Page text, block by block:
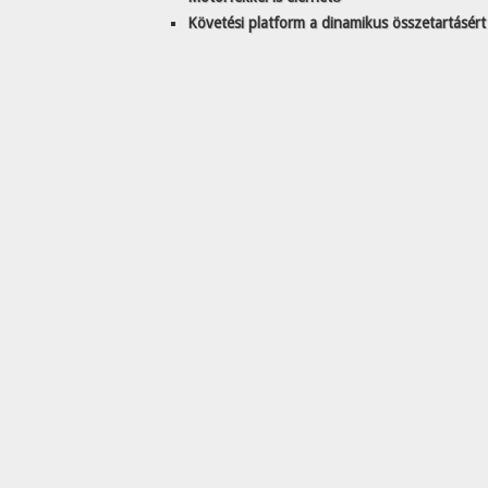
Követési platform a dinamikus